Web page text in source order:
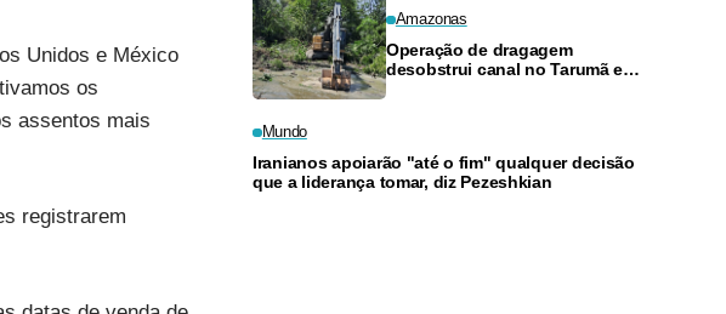
Unidos e México
os
assentos mais
registrarem
Amazonas
Operação de dragagem
desobstrui canal no Tarumã e
Mundo
Iranianos apoiarão "até o fim" qualquer decisão
que a liderança tomar, diz Pezeshkian